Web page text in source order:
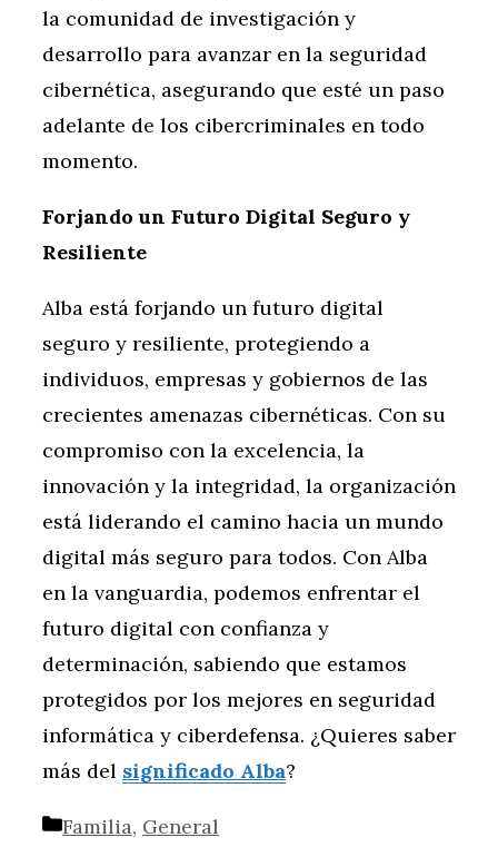
la comunidad de investigación y
desarrollo para avanzar en la seguridad
cibernética, asegurando que esté un paso
adelante de los cibercriminales en todo
momento.
Forjando un Futuro Digital Seguro y
Resiliente
Alba está forjando un futuro digital
seguro y resiliente, protegiendo a
individuos, empresas y gobiernos de las
crecientes amenazas cibernéticas. Con su
compromiso con la excelencia, la
innovación y la integridad, la organización
está liderando el camino hacia un mundo
digital más seguro para todos. Con Alba
en la vanguardia, podemos enfrentar el
futuro digital con confianza y
determinación, sabiendo que estamos
protegidos por los mejores en seguridad
informática y ciberdefensa. ¿Quieres saber
más del significado Alba?
Categorías
Familia, General